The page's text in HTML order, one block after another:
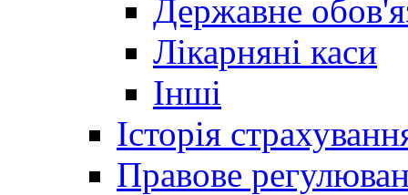
Державне
Лікарняні каси
Інші
Історія
Правове